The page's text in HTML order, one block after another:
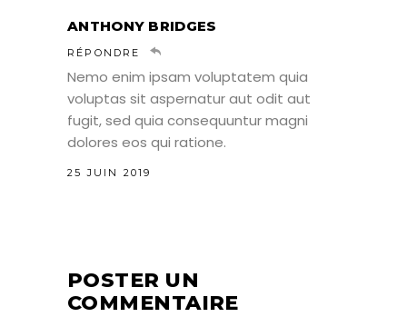
ANTHONY BRIDGES
RÉPONDRE
Nemo enim ipsam voluptatem quia
voluptas sit aspernatur aut odit aut
fugit, sed quia consequuntur magni
dolores eos qui ratione.
25 JUIN 2019
POSTER UN
COMMENTAIRE